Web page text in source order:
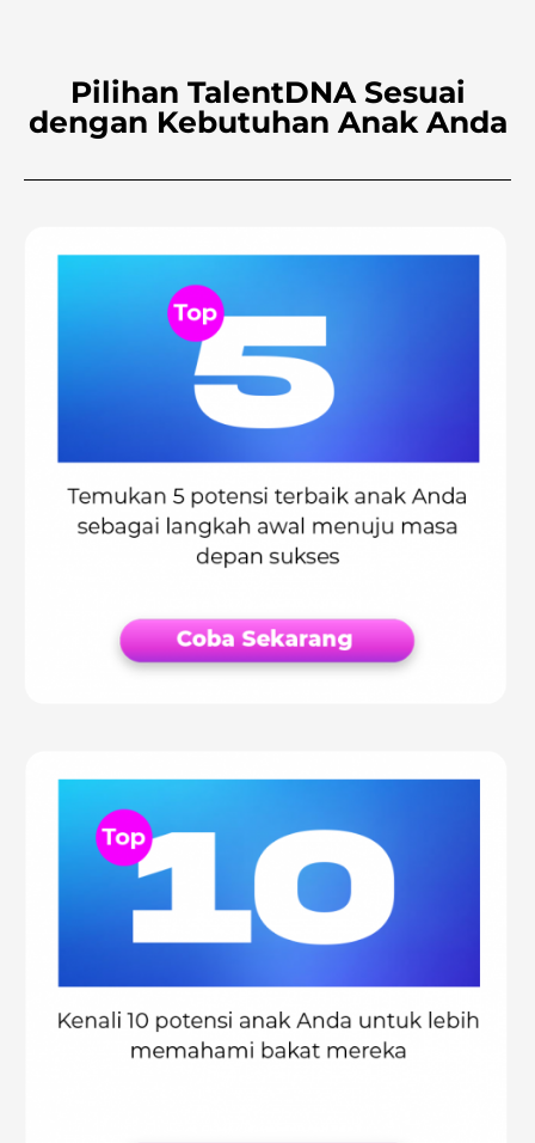
Pilihan TalentDNA Sesuai
dengan Kebutuhan Anak Anda